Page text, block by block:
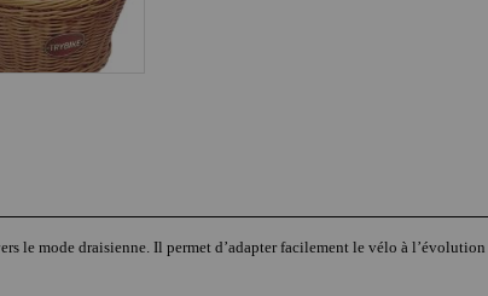
le mode draisienne. Il permet d’adapter facilement le vélo à l’évolution